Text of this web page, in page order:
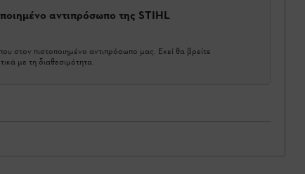
αντιπρόσωπο της STIHL
στον πιστοποιημένο αντιπρόσωπο μας. Εκεί θα βρείτε
με τη διαθεσιμότητα.